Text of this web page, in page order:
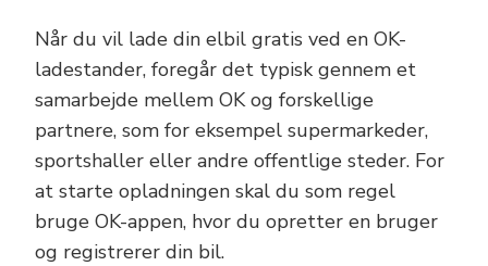
Når du vil lade din elbil gratis ved en OK-
ladestander, foregår det typisk gennem et
samarbejde mellem OK og forskellige
partnere, som for eksempel supermarkeder,
sportshaller eller andre offentlige steder. For
at starte opladningen skal du som regel
bruge OK-appen, hvor du opretter en bruger
og registrerer din bil.